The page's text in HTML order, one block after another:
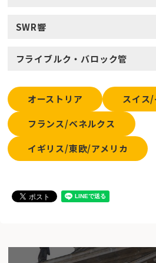
SWR響
フライブルク・バロック管
オーストリア
スイス
フランス/ベネルクス
イギリス/東欧/アメリカ